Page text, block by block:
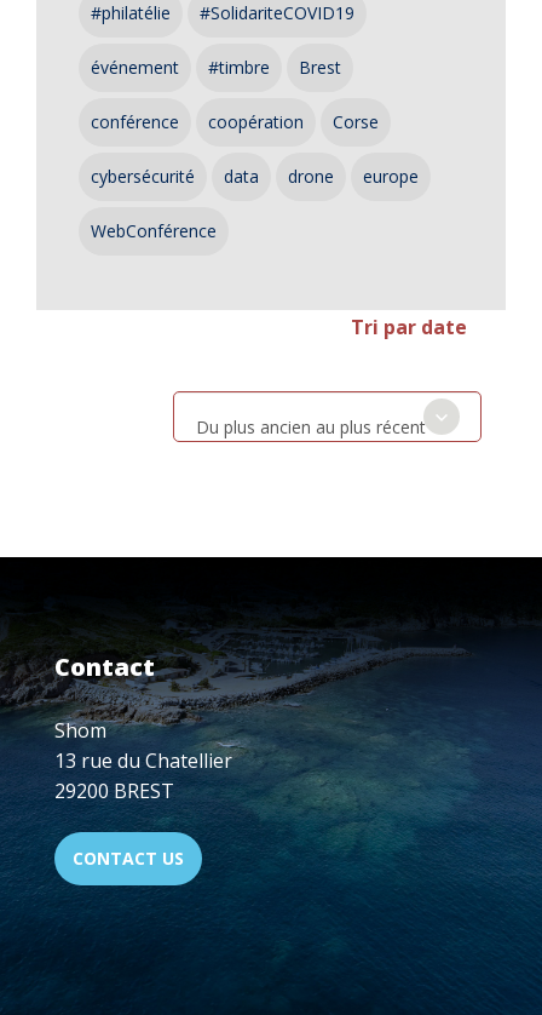
#philatélie #SolidariteCOVID19
événement #timbre Brest
conférence coopération Corse
cybersécurité data drone europe
WebConférence
Tri par date
Du plus ancien au plus récent
Contact
Shom
13 rue du Chatellier
29200 BREST
CONTACT US